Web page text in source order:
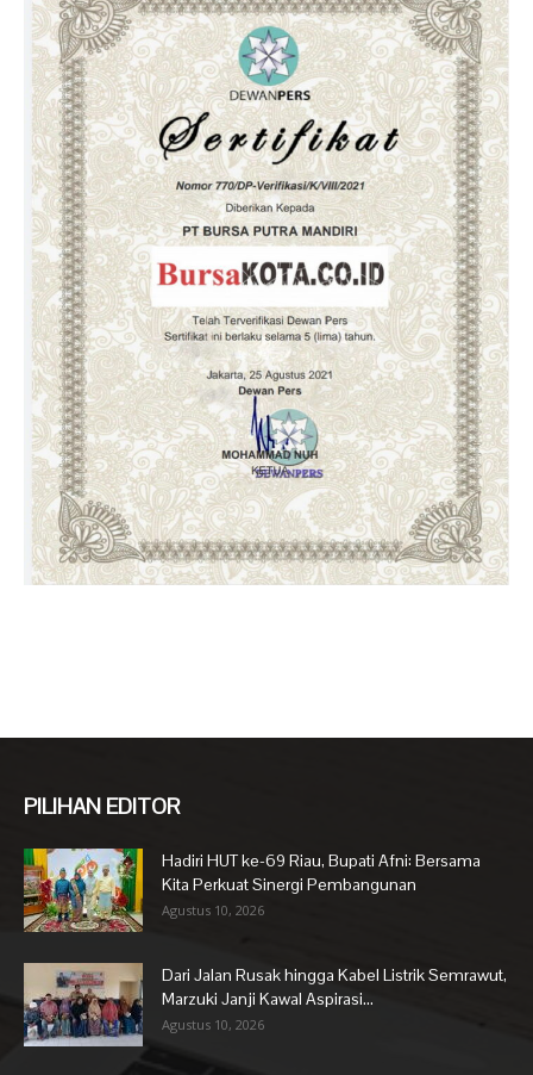
PILIHAN EDITOR
Hadiri HUT ke-69 Riau, Bupati Afni: Bersama
Kita Perkuat Sinergi Pembangunan
Agustus 10, 2026
Dari Jalan Rusak hingga Kabel Listrik Semrawut,
Marzuki Janji Kawal Aspirasi...
Agustus 10, 2026